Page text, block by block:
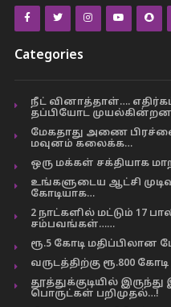
Categories
நீட் வினாத்தாள்….
தப்பியோட
மேகதாது அணை
மவுனம் கலைக்க…
ஒரு மக்கள் சக்தியாக
உங்களுடைய ஆட்சி
கோடியாக…
2 நாட்களில் மட்டும் 17
சம்பவங்கள்……
ரூ.5 கோடி
வருடத்திற்கு ரூ.800
தூத்துக்குடியில்
பொருட்கள் பறிமுதல்…!